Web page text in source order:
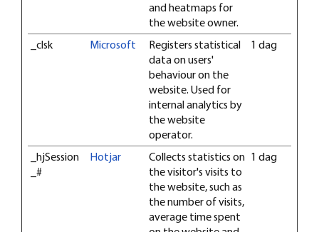
and heatmaps for
the website owner.
_clsk Microsoft
Registers statistical
data on users'
behaviour on the
website. Used for
internal analytics by
the website
operator.
1 dag
_hjSession
_#
Hotjar
Collects statistics on
the visitor's visits to
the website, such as
the number of visits,
average time spent
1 dag